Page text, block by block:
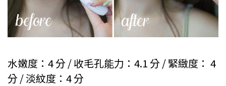
水嫩度：4 分 / 收毛孔能力：4.1 分 / 緊緻度： 4
分 / 淡紋度：4 分